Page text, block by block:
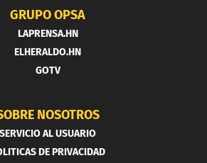
GRUPO OPSA
LAPRENSA.HN
ELHERALDO.HN
GOTV
NOSOTROS
SERVICIO AL USUARIO
DE PRIVACIDAD